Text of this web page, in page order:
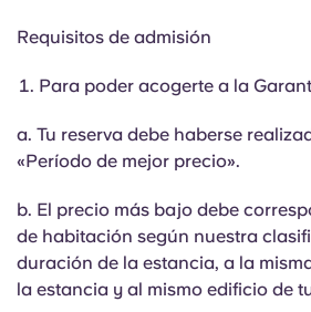
Italian
French
Portuguese
Requisitos de admisión
Para poder acogerte a la
a. Tu reserva debe haberse
«Período de mejor precio».
b. El precio más bajo debe
de habitación según nuestra
duración de la estancia, a la
la estancia y al mismo edificio de